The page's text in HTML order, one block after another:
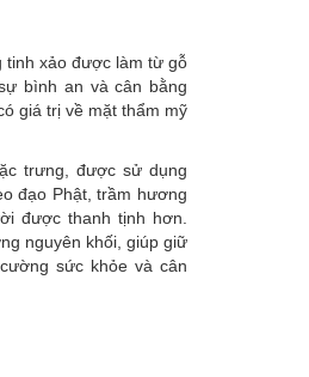
tinh xảo được làm từ gỗ
bình an và cân bằng
giá trị về mặt thẩm mỹ
trưng, được sử dụng
đạo Phật, trầm hương
được thanh tịnh hơn.
nguyên khối, giúp giữ
sức khỏe và cân